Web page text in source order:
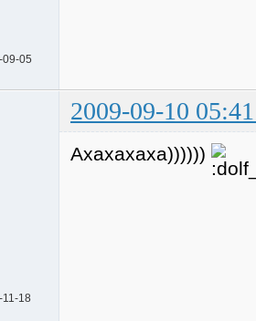
05
2009-09-10
18
Ахахахаха))))))